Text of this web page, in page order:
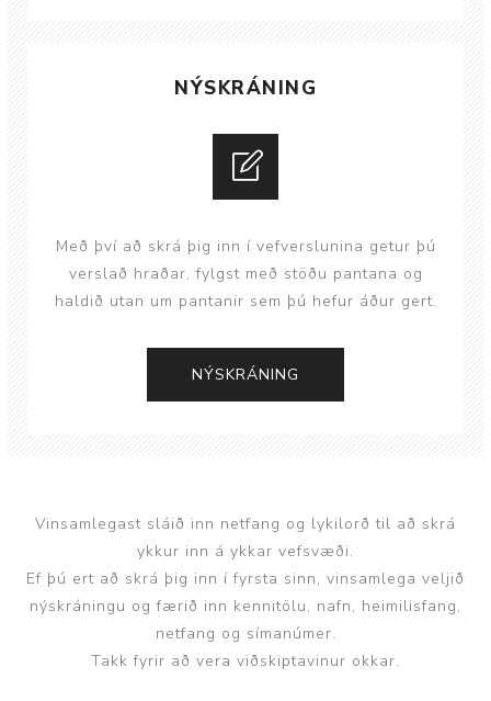
NÝSKRÁNING
Með því að skrá þig inn í vefverslunina getur þú
verslað hraðar, fylgst með stöðu pantana og
haldið utan um pantanir sem þú hefur áður gert.
Vinsamlegast sláið inn netfang og lykilorð til að skrá
ykkur inn á ykkar vefsvæði.
Ef þú ert að skrá þig inn í fyrsta sinn, vinsamlega veljið
nýskráningu og færið inn kennitölu, nafn, heimilisfang,
netfang og símanúmer.
Takk fyrir að vera viðskiptavinur okkar.